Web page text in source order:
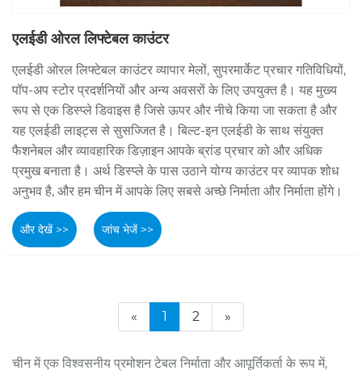
एलईडी ओरल लिफ्टेबल काउंटर
एलईडी ओरल लिफ्टेबल काउंटर व्यापार मेलों, सुपरमार्केट प्रचार गतिविधियों,
पॉप-अप स्टोर प्रदर्शनियों और अन्य अवसरों के लिए उपयुक्त है। यह मुख्य
रूप से एक डिस्प्ले डिवाइस है जिसे ऊपर और नीचे किया जा सकता है और
यह एलईडी लाइट्स से सुसज्जित है। बिल्ट-इन एलईडी के साथ संयुक्त
फैशनेबल और व्यावहारिक डिज़ाइन आपके ब्रांड प्रचार को और अधिक
प्रमुख बनाता है। अर्थ डिस्प्ले के पास उठाने योग्य काउंटर पर व्यापक शोध
अनुभव है, और हम चीन में आपके लिए सबसे अच्छे निर्माता और निर्माता होंगे।
और देखें >> जांच भेजें >>
« 1 2 »
चीन में एक विश्वसनीय प्रमोशन टेबल निर्माता और आपूर्तिकर्ता के रूप में,